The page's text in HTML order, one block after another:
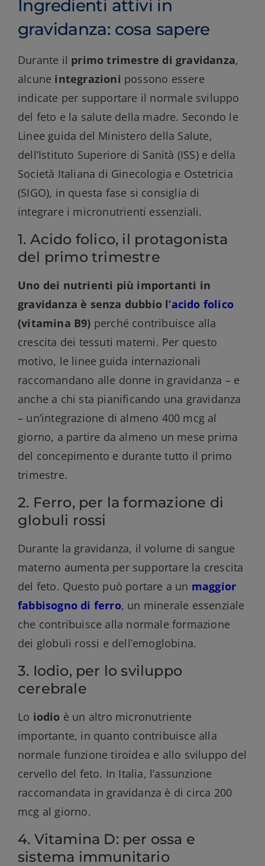
Ingredienti attivi in
gravidanza: cosa sapere
Durante il primo trimestre di gravidanza,
alcune integrazioni possono essere
indicate per supportare il normale sviluppo
del feto e la salute della madre. Secondo le
Linee guida del Ministero della Salute,
dell’Istituto Superiore di Sanità (ISS) e della
Società Italiana di Ginecologia e Ostetricia
(SIGO), in questa fase si consiglia di
integrare i micronutrienti essenziali.
1. Acido folico, il protagonista
del primo trimestre
Uno dei nutrienti più importanti in
gravidanza è senza dubbio l’acido folico
(vitamina B9) perché contribuisce alla
crescita dei tessuti materni. Per questo
motivo, le linee guida internazionali
raccomandano alle donne in gravidanza – e
anche a chi sta pianificando una gravidanza
– un’integrazione di almeno 400 mcg al
giorno, a partire da almeno un mese prima
del concepimento e durante tutto il primo
trimestre.
2. Ferro, per la formazione di
globuli rossi
Durante la gravidanza, il volume di sangue
materno aumenta per supportare la crescita
del feto. Questo può portare a un maggior
fabbisogno di ferro, un minerale essenziale
che contribuisce alla normale formazione
dei globuli rossi e dell’emoglobina.
3. Iodio, per lo sviluppo
cerebrale
Lo iodio è un altro micronutriente
importante, in quanto contribuisce alla
normale funzione tiroidea e allo sviluppo del
cervello del feto. In Italia, l’assunzione
raccomandata in gravidanza è di circa 200
mcg al giorno.
4. Vitamina D: per ossa e
sistema immunitario